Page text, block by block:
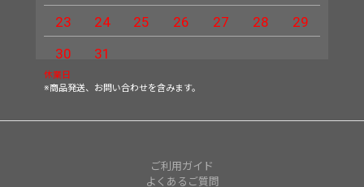
23
24 25 26 27 28
29
30
31
休業日
※商品発送、お問い合わせを含みます。
ご利用ガイド
よくあるご質問